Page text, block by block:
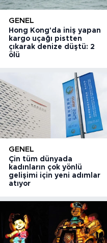
GENEL
Hong Kong'da iniş yapan
kargo uçağı pistten
çıkarak denize düştü: 2
ölü
GENEL
Çin tüm dünyada
kadınların çok yönlü
gelişimi için yeni adımlar
atıyor